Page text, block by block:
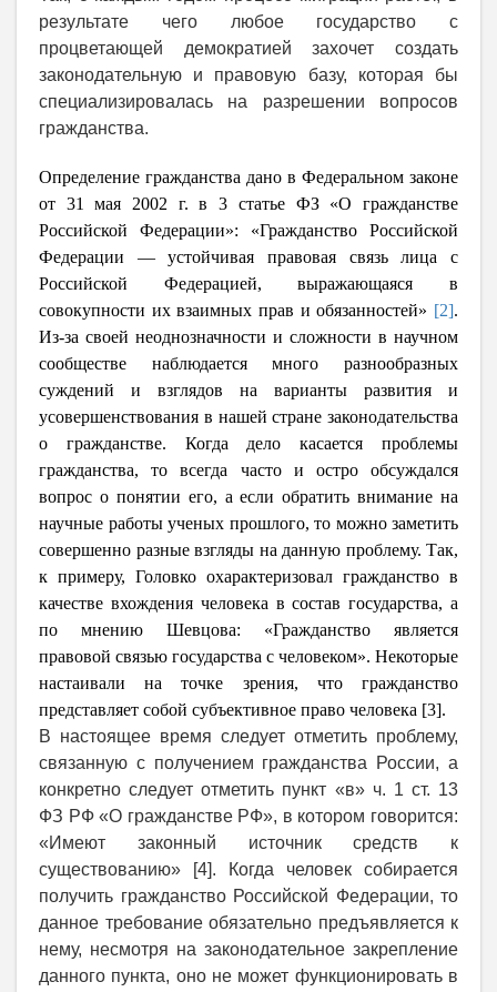
результате чего любое государство с
процветающей демократией захочет создать
законодательную и правовую базу, которая бы
специализировалась на разрешении вопросов
гражданства.
Определение гражданства дано в Федеральном законе
от 31 мая 2002 г. в 3 статье ФЗ «О гражданстве
Российской Федерации»: «Гражданство Российской
Федерации — устойчивая правовая связь лица с
Российской Федерацией, выражающаяся в
совокупности их взаимных прав и обязанностей» [2].
Из-за своей неоднозначности и сложности в научном
сообществе наблюдается много разнообразных
суждений и взглядов на варианты развития и
усовершенствования в нашей стране законодательства
о гражданстве. Когда дело касается проблемы
гражданства, то всегда часто и остро обсуждался
вопрос о понятии его, а если обратить внимание на
научные работы ученых прошлого, то можно заметить
совершенно разные взгляды на данную проблему. Так,
к примеру, Головко охарактеризовал гражданство в
качестве вхождения человека в состав государства, а
по мнению Шевцова: «Гражданство является
правовой связью государства с человеком». Некоторые
настаивали на точке зрения, что гражданство
представляет собой субъективное право человека [3].
В настоящее время следует отметить проблему,
связанную с получением гражданства России, а
конкретно следует отметить пункт «в» ч. 1 ст. 13
ФЗ РФ «О гражданстве РФ», в котором говорится:
«Имеют законный источник средств к
существованию» [4]. Когда человек собирается
получить гражданство Российской Федерации, то
данное требование обязательно предъявляется к
нему, несмотря на законодательное закрепление
данного пункта, оно не может функционировать в